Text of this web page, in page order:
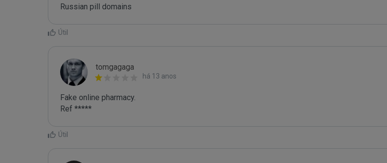
Russian pill domains
Útil
tomgagaga
há 13 anos
Fake online pharmacy.
Ref *****
Útil